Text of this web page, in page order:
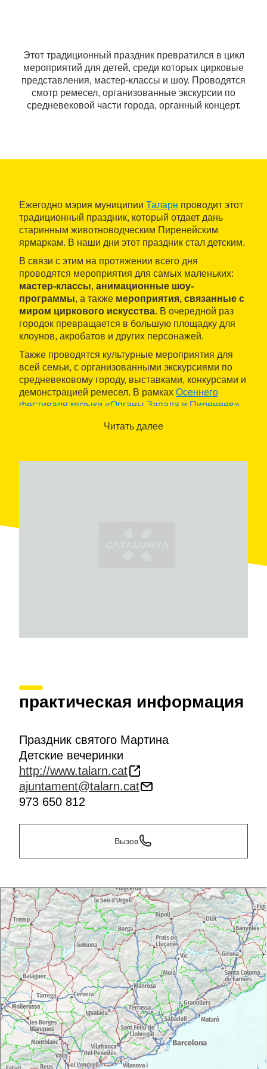
Этот традиционный праздник превратился в цикл
мероприятий для детей, среди которых цирковые
представления, мастер-классы и шоу. Проводятся
смотр ремесел, организованные экскурсии по
средневековой части города, органный концерт.
Ежегодно мэрия муниципии Таларн проводит этот
традиционный праздник, который отдает дань
старинным животноводческим Пиренейским
ярмаркам. В наши дни этот праздник стал детским.
В связи с этим на протяжении всего дня
проводятся мероприятия для самых маленьких:
мастер-классы, анимационные шоу-
программы, а также мероприятия, связанные с
миром циркового искусства. В очередной раз
городок превращается в большую площадку для
клоунов, акробатов и других персонажей.
Также проводятся культурные мероприятия для
всей семьи, с организованными экскурсиями по
средневековому городу, выставками, конкурсами и
демонстрацией ремесел. В рамках Осеннего
фестиваля музыки «Органы Запада и Пиренеев»
Читать далее
практическая информация
Праздник святого Мартина
Детские вечеринки
http://www.talarn.cat
ajuntament@talarn.cat
973 650 812
Вызов